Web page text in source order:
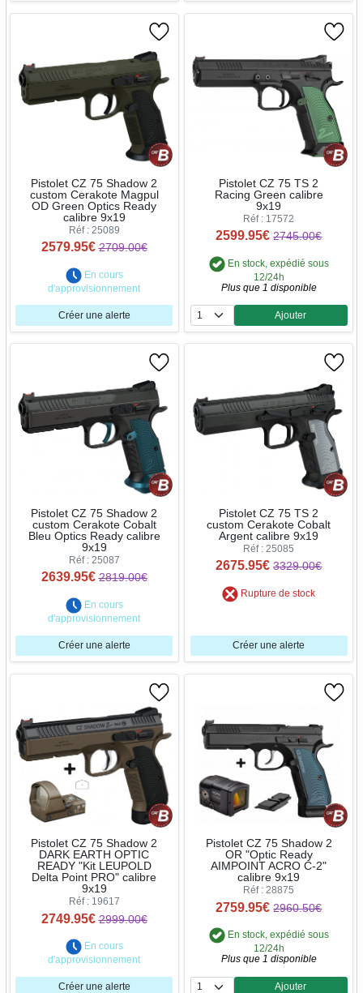
Pistolet CZ 75 Shadow 2
custom Cerakote Magpul
OD Green Optics Ready
calibre 9x19
Réf : 25089
2579.95€ 2709.00€
En cours
d'approvisionnement
Créer une alerte
Pistolet CZ 75 TS 2
Racing Green calibre
9x19
Réf : 17572
2599.95€ 2745.00€
En stock, expédié sous
12/24h
Plus que 1 disponible
Quantité
Ajouter
Pistolet CZ 75 Shadow 2
custom Cerakote Cobalt
Bleu Optics Ready calibre
9x19
Réf : 25087
2639.95€ 2819.00€
En cours
d'approvisionnement
Créer une alerte
Pistolet CZ 75 TS 2
custom Cerakote Cobalt
Argent calibre 9x19
Réf : 25085
2675.95€ 3329.00€
Rupture de stock
Créer une alerte
Pistolet CZ 75 Shadow 2
DARK EARTH OPTIC
READY "Kit LEUPOLD
Delta Point PRO" calibre
9x19
Réf : 19617
2749.95€ 2999.00€
En cours
d'approvisionnement
Créer une alerte
Pistolet CZ 75 Shadow 2
OR "Optic Ready
AIMPOINT ACRO C-2"
calibre 9x19
Réf : 28875
2759.95€ 2960.50€
En stock, expédié sous
12/24h
Plus que 1 disponible
Ajouter